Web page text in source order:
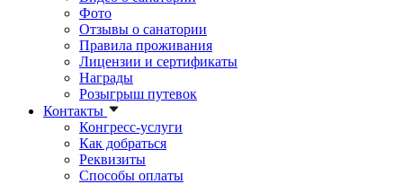
Фото
Отзывы о санатории
Правила проживания
Лицензии и сертификаты
Награды
Розыгрыш путевок
Контакты
Конгресс-услуги
Как добраться
Реквизиты
Способы оплаты